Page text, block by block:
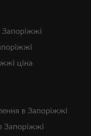
Запоріжжі
ціна
в Запоріжжі
Запоріжжі